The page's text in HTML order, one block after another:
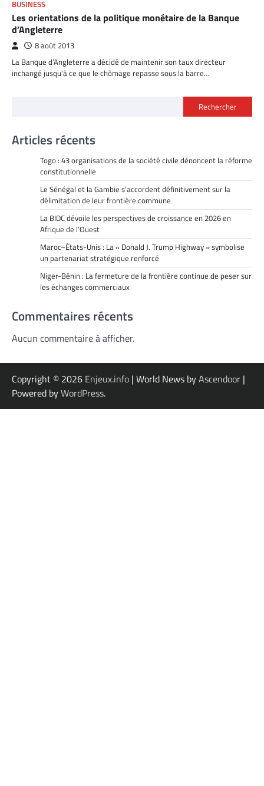
BUSINESS
Les orientations de la politique monétaire de la Banque
d’Angleterre
8 août 2013
La Banque d’Angleterre a décidé de maintenir son taux directeur
inchangé jusqu’à ce que le chômage repasse sous la barre…
Rechercher
Articles récents
Togo : 43 organisations de la société civile dénoncent la réforme
constitutionnelle
Le Sénégal et la Gambie s’accordent définitivement sur la
délimitation de leur frontière commune
La BIDC dévoile les perspectives de croissance en 2026 en
Afrique de l’Ouest
Maroc–États-Unis : La « Donald J. Trump Highway » symbolise
un partenariat stratégique renforcé
Niger-Bénin : La fermeture de la frontière continue de peser sur
les échanges commerciaux
Commentaires récents
Aucun commentaire à afficher.
Copyright © 2026 Enjeux.info | World News byAscendoor |
Powered byWordPress.